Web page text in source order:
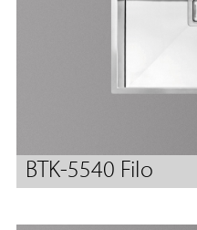
BTK-5540 Filo